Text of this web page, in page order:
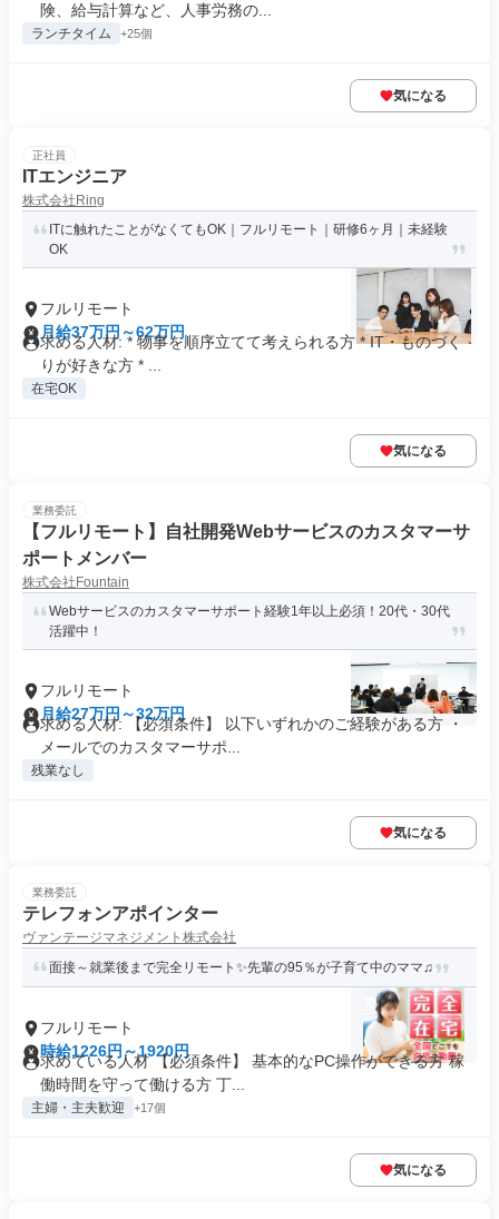
険、給与計算など、人事労務の...
ランチタイム +25個
気になる
正社員
ITエンジニア
株式会社Ring
ITに触れたことがなくてもOK｜フルリモート｜研修6ヶ月｜未経験
OK
フルリモート
月給37万円～62万円
求める人材: * 物事を順序立てて考えられる方 * IT・ものづく
りが好きな方 * ...
在宅OK
気になる
業務委託
【フルリモート】自社開発Webサービスのカスタマーサ
ポートメンバー
株式会社Fountain
Webサービスのカスタマーサポート経験1年以上必須！20代・30代
活躍中！
フルリモート
月給27万円～32万円
求める人材: 【必須条件】 以下いずれかのご経験がある方 ・
メールでのカスタマーサポ...
残業なし
気になる
業務委託
テレフォンアポインター
ヴァンテージマネジメント株式会社
面接～就業後まで完全リモート✨先輩の95％が子育て中のママ♫
フルリモート
時給1226円～1920円
求めている人材 【必須条件】 基本的なPC操作ができる方 稼
働時間を守って働ける方 丁...
主婦・主夫歓迎 +17個
気になる